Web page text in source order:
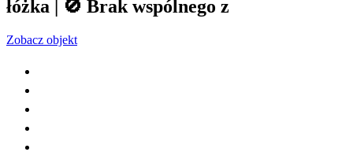
łóżka | 🚫 Brak wspólnego z
Zobacz objekt